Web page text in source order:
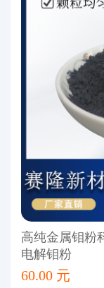
高纯金属钼粉
电解钼粉
60.00 元